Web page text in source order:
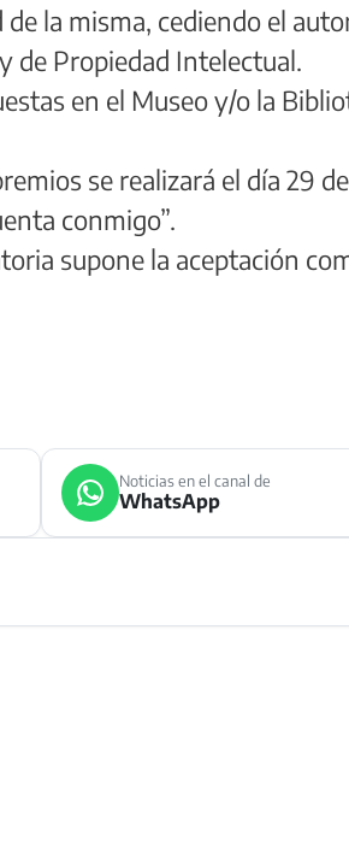
la misma, cediendo el
de Propiedad Intelectual.
en el Museo y/o la
se realizará el día 29
conmigo”.
supone la aceptación
Noticias en el canal de
WhatsApp